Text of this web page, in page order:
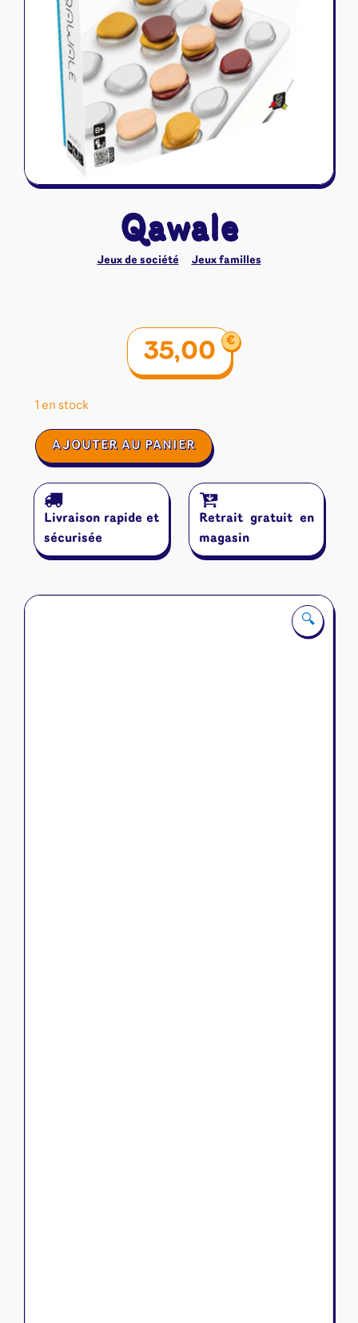
Naruto Mythos
Autres
Tapis de jeu
🔍
Qawale
Jeux de société Jeux familles
35,00 €
1 en stock
quantité
de
AJOUTER AU PANIER
Livraison rapide et
sécurisée
Retrait gratuit en
magasin